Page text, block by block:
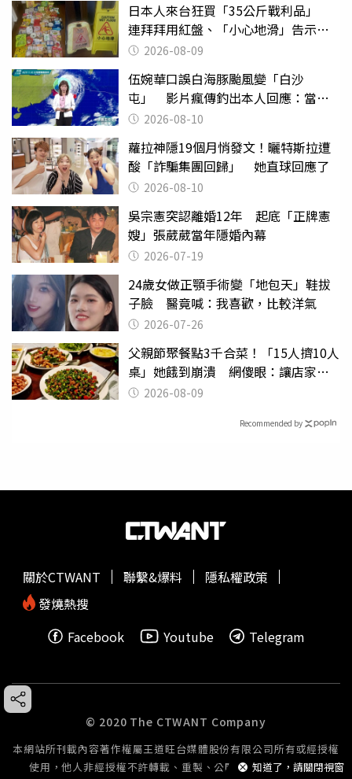
日本人來台狂買「35公斤戰利品」
連拜拜用紅盤、「小心地滑」告示牌
也帶回家
2026-08-09
伍婉華口誤白海豚颱風變「白沙
屯」 影片瘋傳釣出本人回應：當下
懊惱到現在
2026-08-10
蘿拉神隱19個月悄發文！曬特斯拉遭
酸「詐騙集團回歸」 她直球回應了
2026-08-10
吳宗憲突認離婚12年 起底「正牌憲
嫂」張葳葳當年隱婚內幕
2026-07-19
24歲女做正顎手術變「地包天」鞋拔
子臉 醫竟喊：我喜歡，比較洋氣
2026-07-26
父親節聚餐點3千合菜！「15人擠10人
桌」她餓到崩潰 網傻眼：讓店家看
笑話2026-08-09
Recommended by
知道了，請關閉視窗
關於CTWANT 聯繫&爆料
隱私權政策
發燒熱搜
Facebook
Youtube Telegram
© 2020 The CTWANT Company
本網站所刊載內容著作權屬王道旺台媒體股份有限公司所有或經授權
使用，他人非經授權不許轉載、重製、公開播送或公開傳輸。